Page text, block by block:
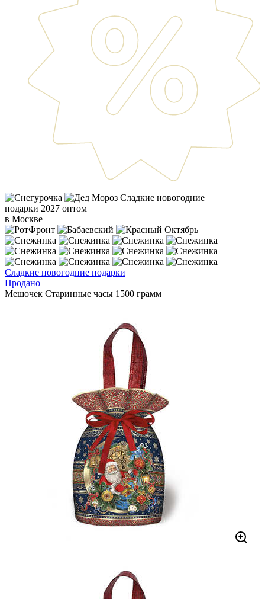
Сладкие новогодние
подарки 2027 оптом
в Москве
Сладкие новогодние подарки
Продано
Мешочек Старинные часы 1500 грамм